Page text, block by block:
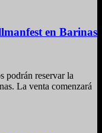
en Barinas
podrán reservar la
La venta comenzará